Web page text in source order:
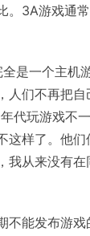
3A游戏通
是一个主机
们不再把
代玩游戏不
样了。他
我从来没有
能发布游